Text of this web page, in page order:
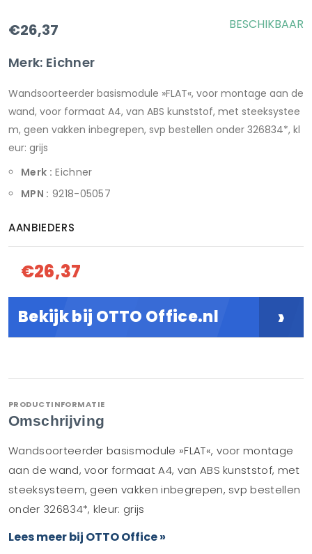
€26,37
Merk: Eichner
BESCHIKBAAR
Wandsoorteerder basismodule »FLAT«, voor montage aan de
wand, voor formaat A4, van ABS kunststof, met steeksystee
m, geen vakken inbegrepen, svp bestellen onder 326834*, kl
eur: grijs
Merk : Eichner
MPN : 9218-05057
AANBIEDERS
€26,37
Bekijk bij OTTO Office.nl ›
PRODUCTINFORMATIE
Omschrijving
Wandsoorteerder basismodule »FLAT«, voor montage
aan de wand, voor formaat A4, van ABS kunststof, met
steeksysteem, geen vakken inbegrepen, svp bestellen
onder 326834*, kleur: grijs
Lees meer bij OTTO Office »